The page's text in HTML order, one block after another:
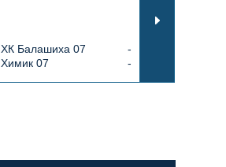
ХК Балашиха 07
-
Химик 07
-